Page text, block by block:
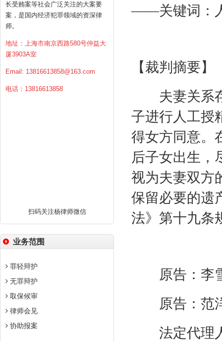
长受贿案等社会广泛关注的大案要
案，是国内经济犯罪领域的资深律
师。
地址：上海市南京西路580号仲益大
厦3903A室
Email: 13816613858@163.com
电话：13816613858
扫码关注杨律师微信
业务范围
罪轻辩护
无罪辩护
取保候审
律师会见
协助报案
——关键词：
【裁判摘要】
夫妻关系存
子进行人工授
得女方同意。
后子女出生，
视为夫妻双方
保留必要的遗
法》第十九条
原告：李
原告：范
法定代理人